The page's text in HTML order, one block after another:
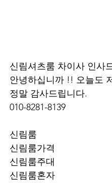
신림셔츠룸 차이사 인사
안녕하십니까 !! 오늘도
정말 감사드립니다.
010-8281-8139
신림룸
신림룸가격
신림룸주대
신림룸혼자